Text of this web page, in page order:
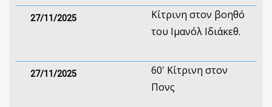
27/11/2025
Κίτρινη στον βοηθό
του Ιμανόλ Ιδιάκεθ.
27/11/2025
60' Kίτρινη στον
Πονς